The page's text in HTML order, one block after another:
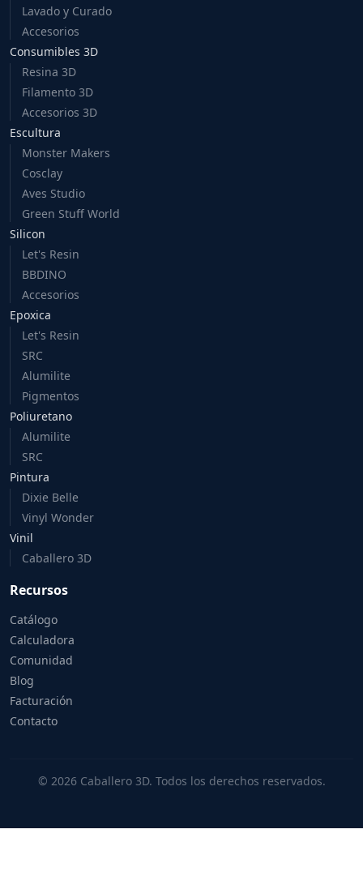
Lavado y Curado
Accesorios
Consumibles 3D
Resina 3D
Filamento 3D
Accesorios 3D
Escultura
Monster Makers
Cosclay
Aves Studio
Green Stuff World
Silicon
Let's Resin
BBDINO
Accesorios
Epoxica
Let's Resin
SRC
Alumilite
Pigmentos
Poliuretano
Alumilite
SRC
Pintura
Dixie Belle
Vinyl Wonder
Vinil
Caballero 3D
Recursos
Catálogo
Calculadora
Comunidad
Blog
Facturación
Contacto
© 2026 Caballero 3D. Todos los derechos reservados.